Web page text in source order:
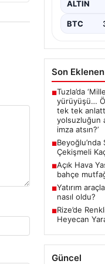
ALTIN
BTC
Son
■Tuzla’da
yürüyüşü…
tek tek
yolsuzluğun
imza atsın?’
■Beyoğlu’nda
Çekişmeli
■Açık Hava
bahçe
■Yatırım
nasıl oldu?
■Rize’de
Heyecan
Güncel